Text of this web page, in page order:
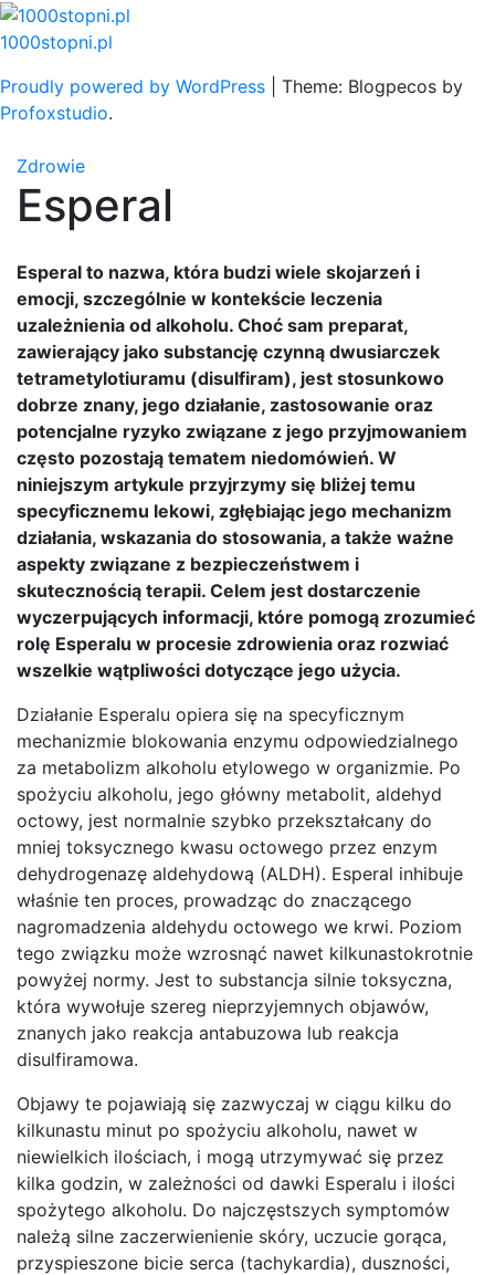
Skip
to
1000stopni.pl
Proudly powered by WordPress
Theme: Blogpecos by
Profoxstudio.
Zdrowie
Esperal
Esperal to nazwa, która budzi wiele skojarzeń i
emocji, szczególnie w kontekście leczenia
uzależnienia od alkoholu. Choć sam preparat,
zawierający jako substancję czynną dwusiarczek
tetrametylotiuramu (disulfiram), jest stosunkowo
dobrze znany, jego działanie, zastosowanie oraz
potencjalne ryzyko związane z jego przyjmowaniem
często pozostają tematem niedomówień. W
niniejszym artykule przyjrzymy się bliżej temu
specyficznemu lekowi, zgłębiając jego mechanizm
działania, wskazania do stosowania, a także ważne
aspekty związane z bezpieczeństwem i
skutecznością terapii. Celem jest dostarczenie
wyczerpujących informacji, które pomogą zrozumieć
rolę Esperalu w procesie zdrowienia oraz rozwiać
wszelkie wątpliwości dotyczące jego użycia.
Działanie Esperalu opiera się na specyficznym
mechanizmie blokowania enzymu odpowiedzialnego
za metabolizm alkoholu etylowego w organizmie. Po
spożyciu alkoholu, jego główny metabolit, aldehyd
octowy, jest normalnie szybko przekształcany do
mniej toksycznego kwasu octowego przez enzym
dehydrogenazę aldehydową (ALDH). Esperal inhibuje
właśnie ten proces, prowadząc do znaczącego
nagromadzenia aldehydu octowego we krwi. Poziom
tego związku może wzrosnąć nawet kilkunastokrotnie
powyżej normy. Jest to substancja silnie toksyczna,
która wywołuje szereg nieprzyjemnych objawów,
znanych jako reakcja antabuzowa lub reakcja
disulfiramowa.
Objawy te pojawiają się zazwyczaj w ciągu kilku do
kilkunastu minut po spożyciu alkoholu, nawet w
niewielkich ilościach, i mogą utrzymywać się przez
kilka godzin, w zależności od dawki Esperalu i ilości
spożytego alkoholu. Do najczęstszych symptomów
należą silne zaczerwienienie skóry, uczucie gorąca,
przyspieszone bicie serca (tachykardia), duszności,